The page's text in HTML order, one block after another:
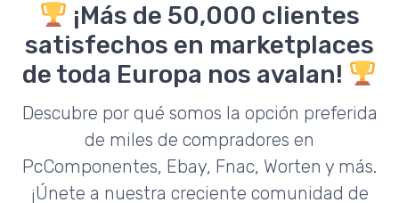
¡Más de 50,000 clientes
satisfechos en marketplaces
de toda Europa nos avalan!
Descubre por qué somos la opción preferida
de miles de compradores en
PcComponentes, Ebay, Fnac, Worten y más.
¡Únete a nuestra creciente comunidad de